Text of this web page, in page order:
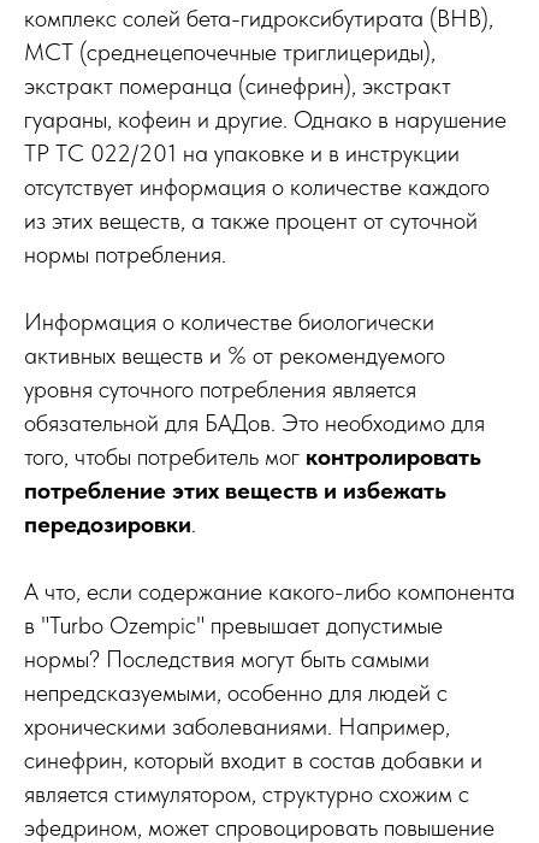
комплекс солей бета-гидроксибутирата (ВНВ),
МСТ (среднецепочечные триглицериды),
экстракт померанца (синефрин), экстракт
гуараны, кофеин и другие. Однако в нарушение
ТР ТС 022/201 на упаковке и в инструкции
отсутствует информация о количестве каждого
из этих веществ, а также процент от суточной
нормы потребления.
Информация о количестве биологически
активных веществ и % от рекомендуемого
уровня суточного потребления является
обязательной для БАДов. Это необходимо для
того, чтобы потребитель мог контролировать
потребление этих веществ и избежать
передозировки.
А что, если содержание какого-либо компонента
в "Turbo Ozempic" превышает допустимые
нормы? Последствия могут быть самыми
непредсказуемыми, особенно для людей с
хроническими заболеваниями. Например,
синефрин, который входит в состав добавки и
является стимулятором, структурно схожим с
эфедрином, может спровоцировать повышение